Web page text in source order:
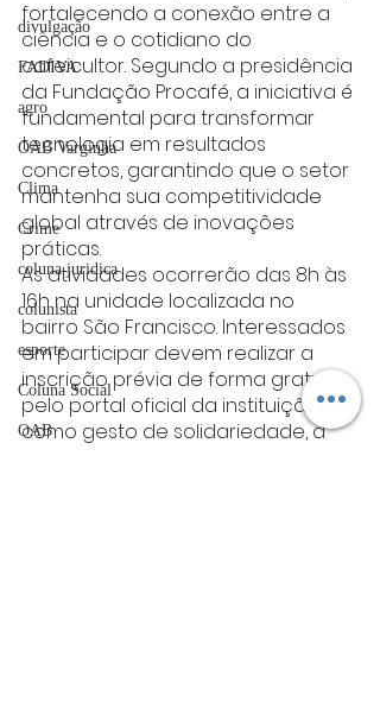
divulgação
FADIVA
agro
OAB Varginha
Clima
Crime
coluna juridica
colunista
esporte
Coluna Social
OAB
fortalecendo a conexão entre a
ciência e o cotidiano do
cafeicultor. Segundo a presidência
da Fundação Procafé, a iniciativa é
fundamental para transformar
tecnologia em resultados
concretos, garantindo que o setor
mantenha sua competitividade
global através de inovações
práticas.
As atividades ocorrerão das 8h às
16h na unidade localizada no
bairro São Francisco. Interessados
em participar devem realizar a
inscrição prévia de forma gratuita
pelo portal oficial da instituição e,
como gesto de solidariedade, a